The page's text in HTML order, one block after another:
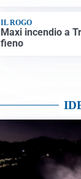
IL ROGO
Maxi incendio a
fieno